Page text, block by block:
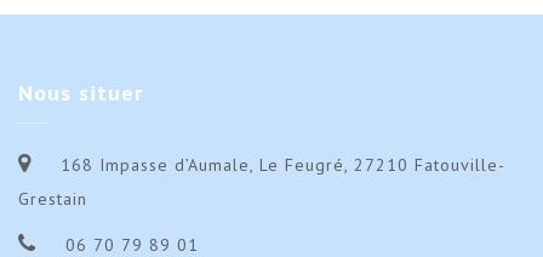
Nous situer
168 Impasse d’Aumale, Le Feugré, 27210 Fatouville-
Grestain
06 70 79 89 01